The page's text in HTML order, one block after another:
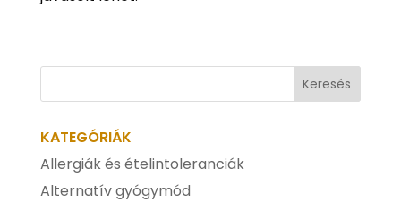
KATEGÓRIÁK
Allergiák és ételintoleranciák
Alternatív gyógymód